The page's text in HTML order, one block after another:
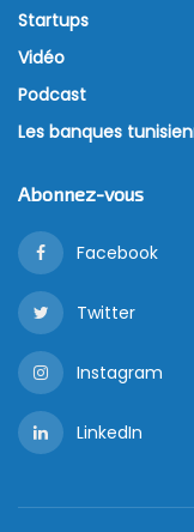
Startups
Vidéo
Podcast
Les banques
Abonnez-vous
Facebook
Twitter
Instagram
LinkedIn